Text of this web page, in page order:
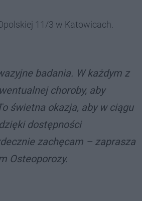
11/3 w Katowicach.
badania. W każdym z
choroby, aby
świetna okazja, aby w ciągu
dostępności
zachęcam – zaprasza
Osteoporozy.